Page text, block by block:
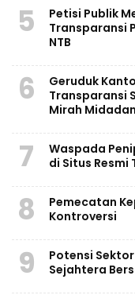
5
Petisi Publik
Transparansi
NTB
6
Geruduk
Transparansi
Mirah
7
Waspada
di Situs Resmi
8
Pemecatan
Kontroversi
9
Potensi
Sejahtera